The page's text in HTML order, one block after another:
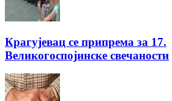
Крагујевац се припрема за 17.
Великогоспојинске свечаности